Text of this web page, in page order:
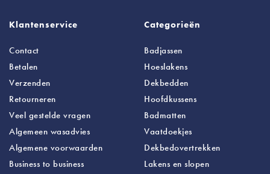
Klantenservice
Contact
Betalen
Verzenden
Retourneren
Veel gestelde vragen
Algemeen wasadvies
Algemene voorwaarden
Business to business
Categorieën
Badjassen
Hoeslakens
Dekbedden
Hoofdkussens
Badmatten
Vaatdoekjes
Dekbedovertrekken
Lakens en slopen